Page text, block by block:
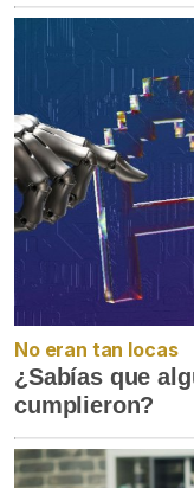
No eran tan locas
¿Sabías que
cumplieron?